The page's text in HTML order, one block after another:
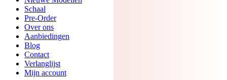
Schaal
Pre-Order
Over ons
Aanbiedingen
Blog
Contact
Verlanglijst
Mijn account